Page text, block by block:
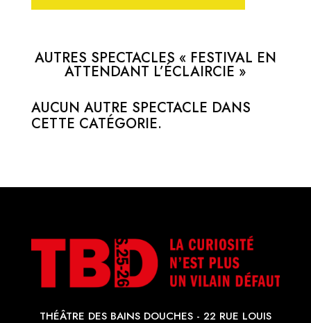
AUTRES SPECTACLES « FESTIVAL EN
ATTENDANT L’ÉCLAIRCIE »
AUCUN AUTRE SPECTACLE DANS
CETTE CATÉGORIE.
THÉÂTRE DES BAINS DOUCHES - 22 RUE LOUIS